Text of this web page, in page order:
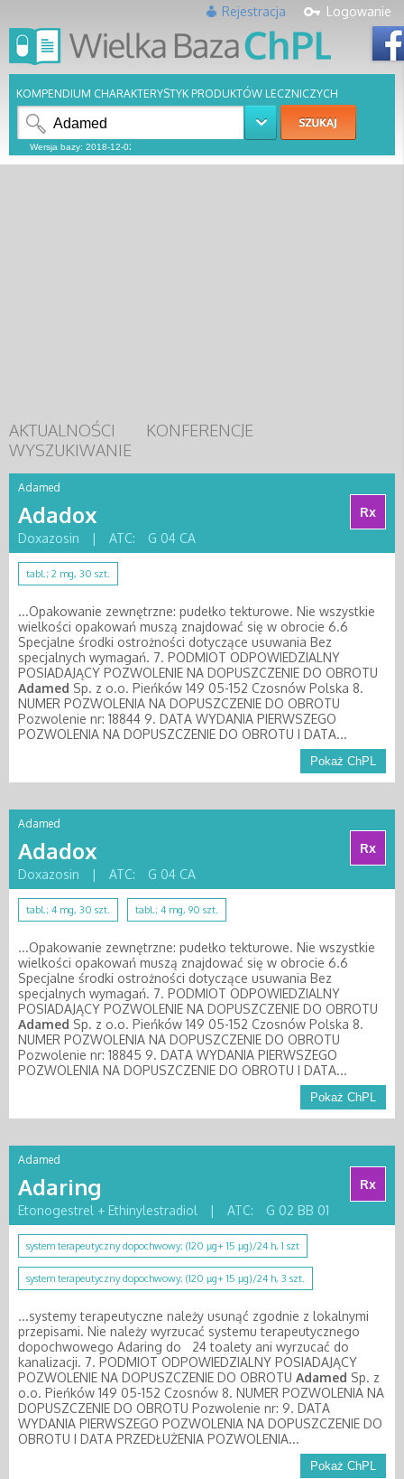
Logowanie
Rejestracja
KOMPENDIUM CHARAKTERYSTYK PRODUKTÓW LECZNICZYCH
AKTUALNOŚCI
KONFERENCJE
WYSZUKIWANIE
Adamed
Adadox
Rx
Doxazosin
| ATC: G 04 CA
tabl.; 2 mg, 30 szt.
...Opakowanie zewnętrzne: pudełko tekturowe. Nie wszystkie
wielkości opakowań muszą znajdować się w obrocie 6.6
Specjalne środki ostrożności dotyczące usuwania Bez
specjalnych wymagań. 7. PODMIOT ODPOWIEDZIALNY
POSIADAJĄCY POZWOLENIE NA DOPUSZCZENIE DO OBROTU
Adamed Sp. z o.o. Pieńków 149 05-152 Czosnów Polska 8.
NUMER POZWOLENIA NA DOPUSZCZENIE DO OBROTU
Pozwolenie nr: 18844 9. DATA WYDANIA PIERWSZEGO
POZWOLENIA NA DOPUSZCZENIE DO OBROTU I DATA...
Pokaż ChPL
Adamed
Adadox
Rx
Doxazosin
| ATC: G 04 CA
tabl.; 4 mg, 30 szt. tabl.; 4 mg, 90 szt.
...Opakowanie zewnętrzne: pudełko tekturowe. Nie wszystkie
wielkości opakowań muszą znajdować się w obrocie 6.6
Specjalne środki ostrożności dotyczące usuwania Bez
specjalnych wymagań. 7. PODMIOT ODPOWIEDZIALNY
POSIADAJĄCY POZWOLENIE NA DOPUSZCZENIE DO OBROTU
Adamed Sp. z o.o. Pieńków 149 05-152 Czosnów Polska 8.
NUMER POZWOLENIA NA DOPUSZCZENIE DO OBROTU
Pozwolenie nr: 18845 9. DATA WYDANIA PIERWSZEGO
POZWOLENIA NA DOPUSZCZENIE DO OBROTU I DATA...
Pokaż ChPL
Adamed
Adaring
Rx
Etonogestrel + Ethinylestradiol
| ATC: G 02 BB 01
system terapeutyczny dopochwowy; (120 µg+ 15 µg)/24 h, 1 szt
system terapeutyczny dopochwowy; (120 µg+ 15 µg)/24 h, 3 szt.
...systemy terapeutyczne należy usunąć zgodnie z lokalnymi
przepisami. Nie należy wyrzucać systemu terapeutycznego
dopochwowego Adaring do 24 toalety ani wyrzucać do
kanalizacji. 7. PODMIOT ODPOWIEDZIALNY POSIADAJĄCY
POZWOLENIE NA DOPUSZCZENIE DO OBROTU Adamed Sp. z
o.o. Pieńków 149 05-152 Czosnów 8. NUMER POZWOLENIA NA
DOPUSZCZENIE DO OBROTU Pozwolenie nr: 9. DATA
WYDANIA PIERWSZEGO POZWOLENIA NA DOPUSZCZENIE DO
OBROTU I DATA PRZEDŁUŻENIA POZWOLENIA...
Pokaż ChPL